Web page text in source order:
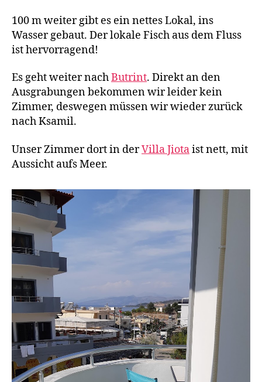
100 m weiter gibt es ein nettes Lokal, ins
Wasser gebaut. Der lokale Fisch aus dem Fluss
ist hervorragend!
Es geht weiter nachButrint. Direkt an den
Ausgrabungen bekommen wir leider kein
Zimmer, deswegen müssen wir wieder zurück
nach Ksamil.
Unser Zimmer dort in derVilla Jiotaist nett, mit
Aussicht aufs Meer.